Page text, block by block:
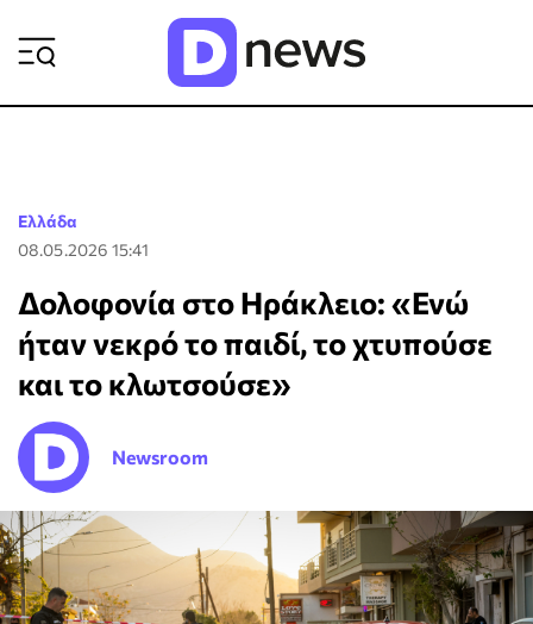
Ελλάδα
08.05.2026 15:41
Δολοφονία στο Ηράκλειο: «Ενώ
ήταν νεκρό το παιδί, το χτυπούσε
και το κλωτσούσε»
Newsroom